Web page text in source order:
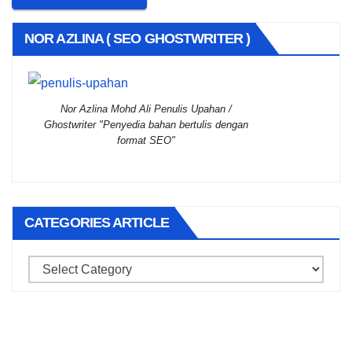
NOR AZLINA ( SEO GHOSTWRITER )
Nor Azlina Mohd Ali Penulis Upahan /
Ghostwriter "Penyedia bahan bertulis dengan
format SEO"
CATEGORIES ARTICLE
Categories